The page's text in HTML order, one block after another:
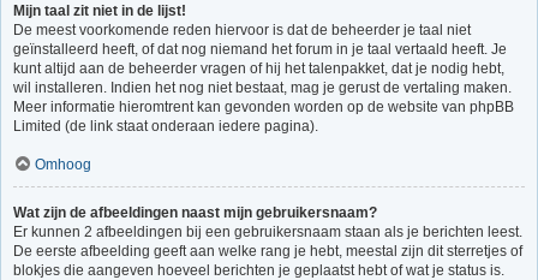
Mijn taal zit niet in de lijst!
De meest voorkomende reden hiervoor is dat de beheerder je taal niet
geïnstalleerd heeft, of dat nog niemand het forum in je taal vertaald heeft. Je
kunt altijd aan de beheerder vragen of hij het talenpakket, dat je nodig hebt,
wil installeren. Indien het nog niet bestaat, mag je gerust de vertaling maken.
Meer informatie hieromtrent kan gevonden worden op de website van phpBB
Limited (de link staat onderaan iedere pagina).
Omhoog
Wat zijn de afbeeldingen naast mijn gebruikersnaam?
Er kunnen 2 afbeeldingen bij een gebruikersnaam staan als je berichten leest.
De eerste afbeelding geeft aan welke rang je hebt, meestal zijn dit sterretjes of
blokjes die aangeven hoeveel berichten je geplaatst hebt of wat je status is.